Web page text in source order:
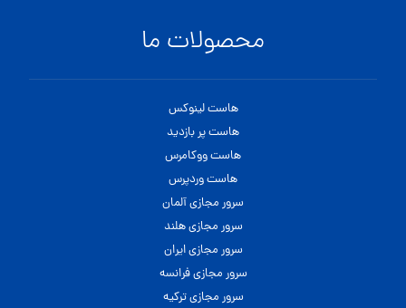
محصولات ما
هاست لینوکس
هاست پر بازدید
هاست ووکامرس
هاست وردپرس
سرور مجازی آلمان
سرور مجازی هلند
سرور مجازی ایران
سرور مجازی فرانسه
سرور مجازی ترکیه